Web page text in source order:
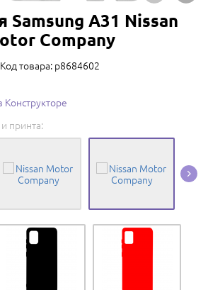
Samsung A31 Nissan
Company
Код товара: p8684602
Конструкторе
принта: